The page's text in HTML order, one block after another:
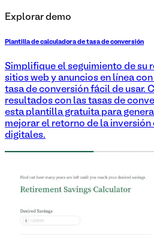
Explorar demo
Plantilla de calculadora de tasa de conversión
Simplifique el seguimiento de su
sitios web y anuncios en línea
tasa de conversión fácil de usar.
resultados con las tasas de
esta plantilla gratuita para
mejorar el retorno de la inversión
digitales.